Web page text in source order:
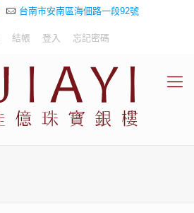
台南市安南區海佃路一段92號
結帳 登入 忘記密碼